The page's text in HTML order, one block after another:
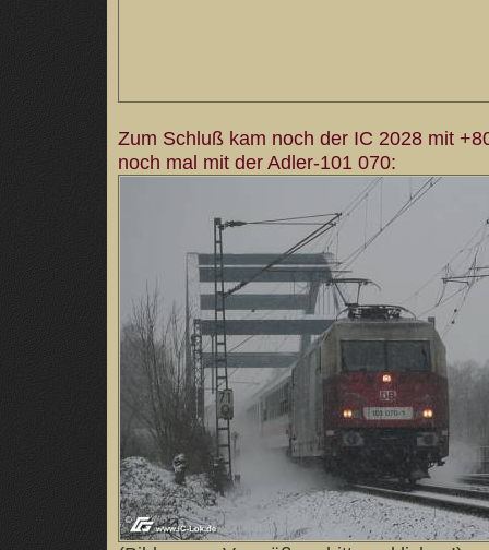
Zum Schluß kam noch der IC 2028 mit
noch mal mit der Adler-101 070: